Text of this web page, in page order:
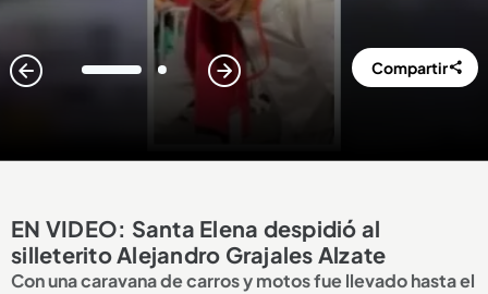
1 2 Compartir
EN VIDEO: Santa Elena despidió al
silleterito Alejandro Grajales Alzate
Con una caravana de carros y motos fue llevado hasta el